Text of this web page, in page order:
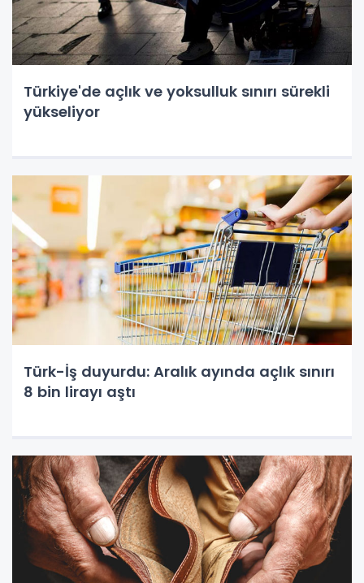
Türkiye'de açlık ve yoksulluk sınırı sürekli
yükseliyor
Türk-İş duyurdu: Aralık ayında açlık sınırı
8 bin lirayı aştı